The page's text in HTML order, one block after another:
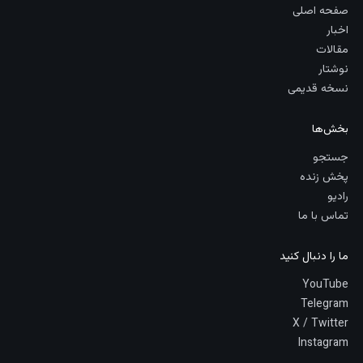
صفحه اصلی
اخبار
مقالات
نوشتار
نسخه قدیمی
بخش‌ها
جستجو
پخش زنده
رادیو
تماس با ما
ما را دنبال کنید
YouTube
Telegram
X / Twitter
Instagram